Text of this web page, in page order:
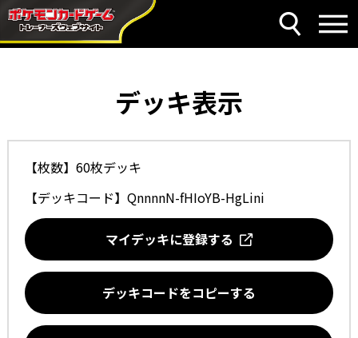
デッキ表示
【枚数】60枚デッキ
【デッキコード】 QnnnnN-fHIoYB-HgLini
マイデッキに登録する
デッキコードをコピーする